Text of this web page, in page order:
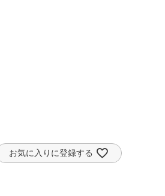
お気に入りに登録する